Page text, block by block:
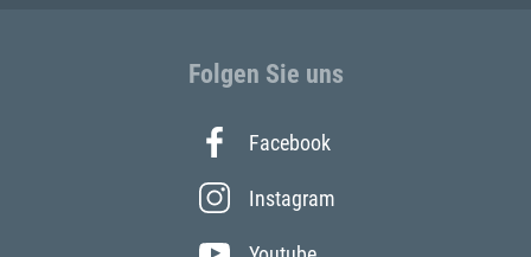
Folgen Sie uns
Facebook
Instagram